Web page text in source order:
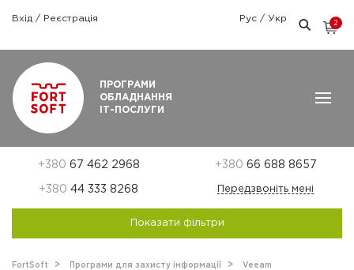
Вхід / Реєстрація Рус / Укр
2
ПРОГРАМИ
ОБЛАДНАННЯ
ІТ-ПОСЛУГИ
+380 67 462 2968 +380 66 688 8657
+380 44 333 8268 Передзвоніть мені
Показати фільтри
FortSoft Програми для захисту інформації Veeam